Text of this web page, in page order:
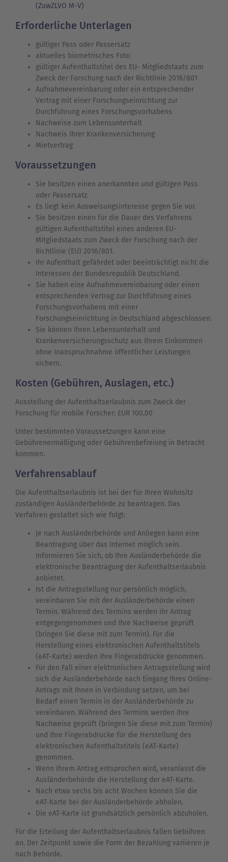
(ZuwZLVO M-V)
Erforderliche Unterlagen
gültiger Pass oder Passersatz
aktuelles biometrisches Foto
gültiger Aufenthaltstitel des EU- Mitgliedstaats zum
Zweck der Forschung nach der Richtlinie 2016/801
Aufnahmevereinbarung oder ein entsprechender
Vertrag mit einer Forschungseinrichtung zur
Durchführung eines Forschungsvorhabens
Nachweise zum Lebensunterhalt
Nachweis Ihrer Krankenversicherung
Mietvertrag
Voraussetzungen
Sie besitzen einen anerkannten und gültigen Pass
oder Passersatz.
Es liegt kein Ausweisungsinteresse gegen Sie vor.
Sie besitzen einen für die Dauer des Verfahrens
gültigen Aufenthaltstitel eines anderen EU-
Mitgliedstaats zum Zweck der Forschung nach der
Richtlinie (EU) 2016/801.
Ihr Aufenthalt gefährdet oder beeinträchtigt nicht die
Interessen der Bundesrepublik Deutschland.
Sie haben eine Aufnahmevereinbarung oder einen
entsprechenden Vertrag zur Durchführung eines
Forschungsvorhabens mit einer
Forschungseinrichtung in Deutschland abgeschlossen.
Sie können Ihren Lebensunterhalt und
Krankenversicherungsschutz aus Ihrem Einkommen
ohne Inanspruchnahme öffentlicher Leistungen
sichern.
Kosten (Gebühren, Auslagen, etc.)
Ausstellung der Aufenthaltserlaubnis zum Zweck der
Forschung für mobile Forscher: EUR 100,00
Unter bestimmten Voraussetzungen kann eine
Gebührenermäßigung oder Gebührenbefreiung in Betracht
kommen.
Verfahrensablauf
Die Aufenthaltserlaubnis ist bei der für Ihren Wohnsitz
zuständigen Ausländerbehörde zu beantragen. Das
Verfahren gestaltet sich wie folgt:
Je nach Ausländerbehörde und Anliegen kann eine
Beantragung über das Internet möglich sein.
Informieren Sie sich, ob Ihre Ausländerbehörde die
elektronische Beantragung der Aufenthaltserlaubnis
anbietet.
Ist die Antragsstellung nur persönlich möglich,
vereinbaren Sie mit der Ausländerbehörde einen
Termin. Während des Termins werden Ihr Antrag
entgegengenommen und Ihre Nachweise geprüft
(bringen Sie diese mit zum Termin). Für die
Herstellung eines elektronischen Aufenthaltstitels
(eAT-Karte) werden Ihre Fingerabdrücke genommen.
Für den Fall einer elektronischen Antragsstellung wird
sich die Ausländerbehörde nach Eingang Ihres Online-
Antrags mit Ihnen in Verbindung setzen, um bei
Bedarf einen Termin in der Ausländerbehörde zu
vereinbaren. Während des Termins werden Ihre
Nachweise geprüft (bringen Sie diese mit zum Termin)
und Ihre Fingerabdrücke für die Herstellung des
elektronischen Aufenthaltstitels (eAT-Karte)
genommen.
Wenn Ihrem Antrag entsprochen wird, veranlasst die
Ausländerbehörde die Herstellung der eAT-Karte.
Nach etwa sechs bis acht Wochen können Sie die
eAT-Karte bei der Ausländerbehörde abholen.
Die eAT-Karte ist grundsätzlich persönlich abzuholen.
Für die Erteilung der Aufenthaltserlaubnis fallen Gebühren
an. Der Zeitpunkt sowie die Form der Bezahlung variieren je
nach Behörde.